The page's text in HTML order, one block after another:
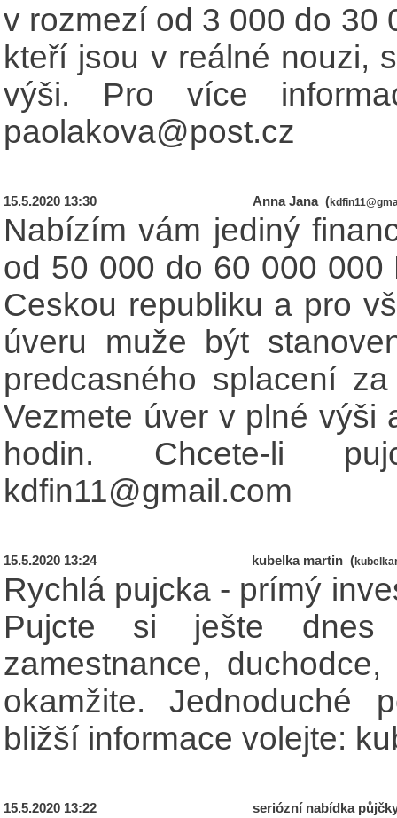
v rozmezí od 3 000 do 30
kteří jsou v reálné nouzi,
výši. Pro více
paolakova@post.cz
15.5.2020 13:30 Anna Jana (
Nabízím vám jediný
od 50 000 do 60 000 000
Ceskou republiku a pro
úveru muže být
predcasného splacení
Vezmete úver v plné výši
hodin. Chcete-li
kdfin11@gmail.com
15.5.2020 13:24 kubelka martin (
Rychlá pujcka - prímý
Pujcte si ješte dnes
zamestnance,
okamžite. Jednoduché
bližší informace volejte:
15.5.2020 13:22 seriózní nabídka